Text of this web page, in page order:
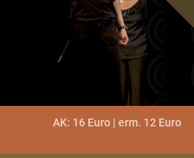
AK: 16 Euro | erm. 12 Euro